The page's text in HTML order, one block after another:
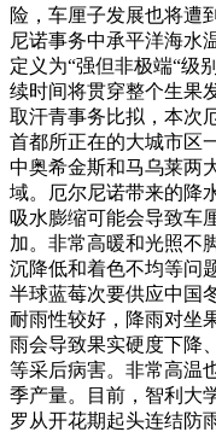
险，车厘子发展也将遭
尼诺事务中承平洋海水
定义为“强但非极端“级
续时间将贯穿整个生果
取汗青事务比拟，本次
首都所正在的大城市区
中奥希金斯和马乌莱两
域。厄尔尼诺带来的降
吸水膨缩可能会导致车
加。非常高暖和光照不
沉降低和着色不均等问
半球蓝莓次要供应中国
耐雨性较好，降雨对坐
雨会导致果实硬度下降
等采后病害。非常高温
季产量。目前，智利大
罗从开花期起头连结防